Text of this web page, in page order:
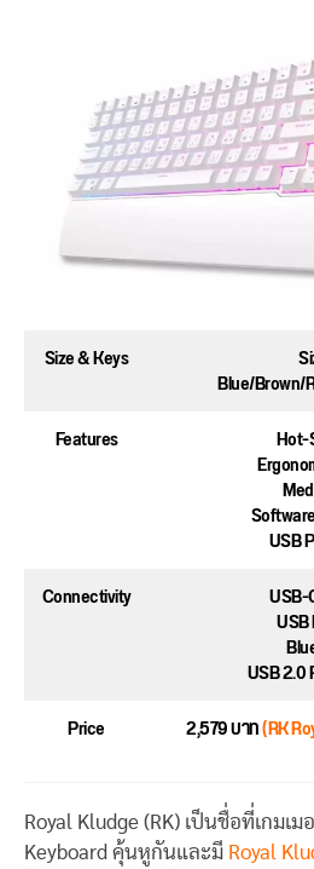
Size & Keys
Blue/Brown/
Features
USB
Connectivity
USB
Price
2,579 บาท(RK
Royal Kludge (RK) เป็นชื่อที่เกมเ
Keyboard คุ้นหูกันและมี Royal